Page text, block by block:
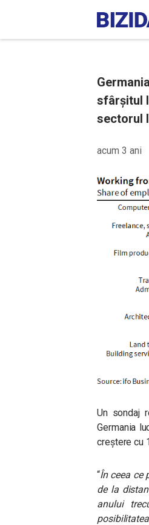
sfârșitul
sectorul
acum 3 ani
Un sondaj
Germania
creștere cu
“În ceea ce
de la
anului